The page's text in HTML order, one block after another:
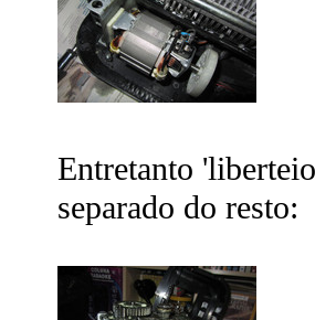
Entretanto
separado do resto: